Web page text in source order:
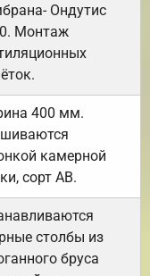
Ондутис
Монтаж
400 мм.
камерной
сорт АВ.
столбы из
бруса